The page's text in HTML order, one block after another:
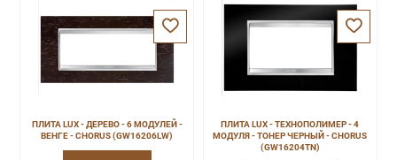
ПЛИТА LUX - ДЕРЕВО - 6 МОДУЛЕЙ -
ВЕНГЕ - CHORUS (GW16206LW)
ПЛИТА LUX - ТЕХНОПОЛИМЕР - 4
МОДУЛЯ - ТОНЕР ЧЕРНЫЙ - CHORUS
(GW16204TN)